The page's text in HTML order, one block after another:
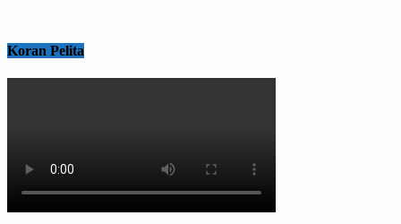
Koran Pelita